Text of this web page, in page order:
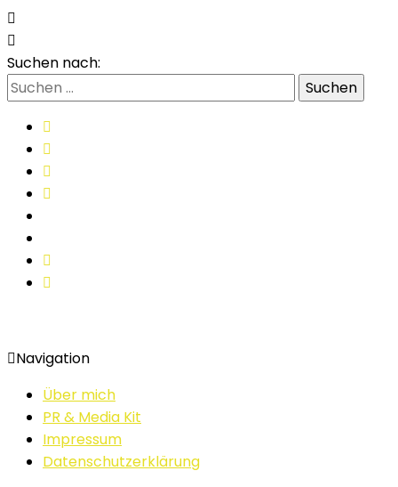
Suchen nach:
Navigation
Über mich
PR & Media Kit
Impressum
Datenschutzerklärung